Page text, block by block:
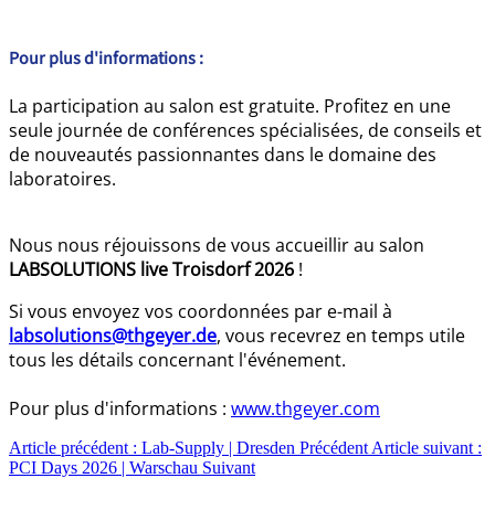
Pour plus d'informations :
La participation au salon est gratuite. Profitez en une
seule journée de conférences spécialisées, de conseils et
de nouveautés passionnantes dans le domaine des
laboratoires.
Nous nous réjouissons de vous accueillir au salon
LABSOLUTIONS live Troisdorf 2026 !
Si vous envoyez vos coordonnées par e-mail à
labsolutions@thgeyer.de, vous recevrez en temps utile
tous les détails concernant l'événement.
Pour plus d'informations : www.thgeyer.com
Article précédent : Lab-Supply | Dresden Précédent Article suivant :
PCI Days 2026 | Warschau Suivant